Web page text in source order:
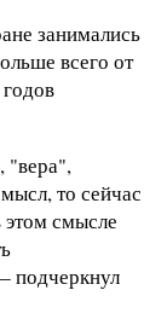
занимались
всего от
"вера",
то сейчас
этом смысле
подчеркнул